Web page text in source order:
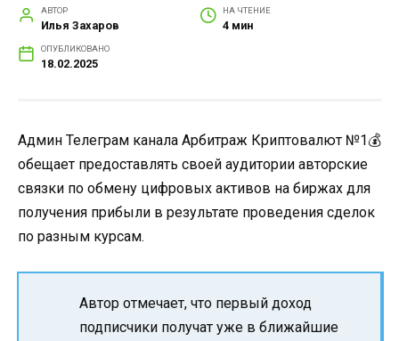
АВТОР
Илья Захаров
НА ЧТЕНИЕ
4 мин
ОПУБЛИКОВАНО
18.02.2025
Админ Телеграм канала Арбитраж Криптовалют №1💰
обещает предоставлять своей аудитории авторские
связки по обмену цифровых активов на биржах для
получения прибыли в результате проведения сделок
по разным курсам.
Автор отмечает, что первый доход
подписчики получат уже в ближайшие